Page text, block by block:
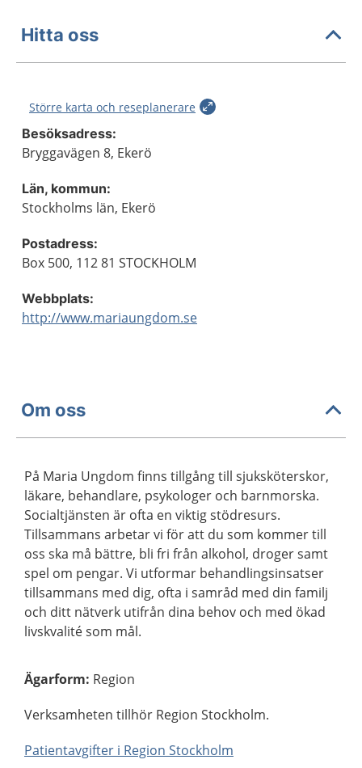
Hitta oss
Större karta och reseplanerare
Besöksadress:
Bryggavägen 8, Ekerö
Län, kommun:
Stockholms län, Ekerö
Postadress:
Box 500, 112 81 STOCKHOLM
Webbplats:
http://www.mariaungdom.se
Om oss
På Maria Ungdom finns tillgång till sjuksköterskor,
läkare, behandlare, psykologer och barnmorska.
Socialtjänsten är ofta en viktig stödresurs.
Tillsammans arbetar vi för att du som kommer till
oss ska må bättre, bli fri från alkohol, droger samt
spel om pengar. Vi utformar behandlingsinsatser
tillsammans med dig, ofta i samråd med din familj
och ditt nätverk utifrån dina behov och med ökad
livskvalité som mål.
Ägarform: Region
Verksamheten tillhör Region Stockholm.
Patientavgifter i Region Stockholm